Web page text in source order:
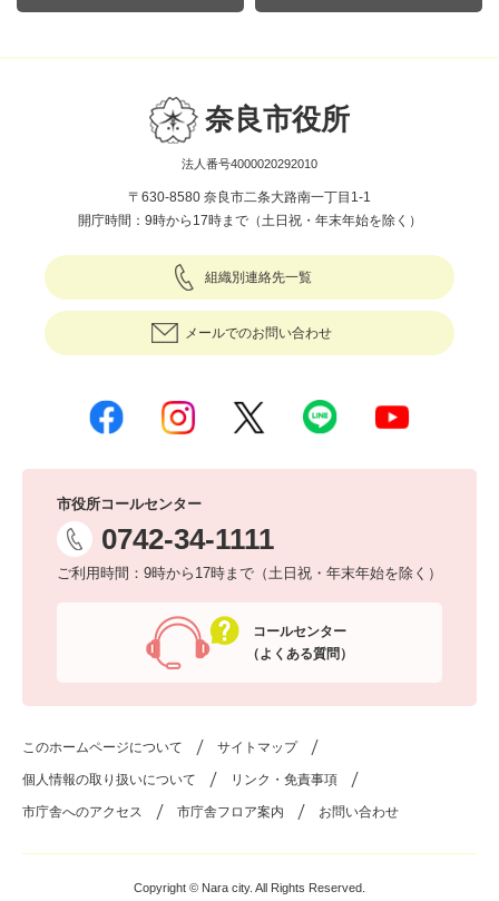
奈良市役所
法人番号4000020292010
〒630-8580 奈良市二条大路南一丁目1-1
開庁時間：9時から17時まで（土日祝・年末年始を除く）
組織別連絡先一覧
メールでのお問い合わせ
市役所コールセンター
0742-34-1111
ご利用時間：9時から17時まで（土日祝・年末年始を除く）
コールセンター
（よくある質問）
このホームページについて サイトマップ
個人情報の取り扱いについて リンク・免責事項
市庁舎へのアクセス 市庁舎フロア案内 お問い合わせ
Copyright © Nara city. All Rights Reserved.